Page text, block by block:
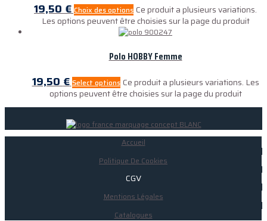
19,50€ Choix des options Ce produit a plusieurs variations.
Les options peuvent être choisies sur la page du produit
Polo HOBBY Femme
19,50 € Select options Ce produit a plusieurs variations. Les
options peuvent être choisies sur la page du produit
Accueil
Politique De Cookies
CGV
Mentions Légales
Catalogues